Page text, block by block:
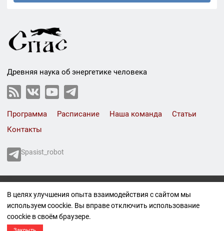
Древняя наука об энергетике человека
Программа Расписание Наша команда
Статьи
Контакты
Spasist_robot
Все права защищены.
Политика конфиденциальности
Правовая информация
Материал 16+
В целях улучшения опыта взаимодействия с сайтом мы
используем coockie. Вы вправе отключить использование
coockie в своём браузере.